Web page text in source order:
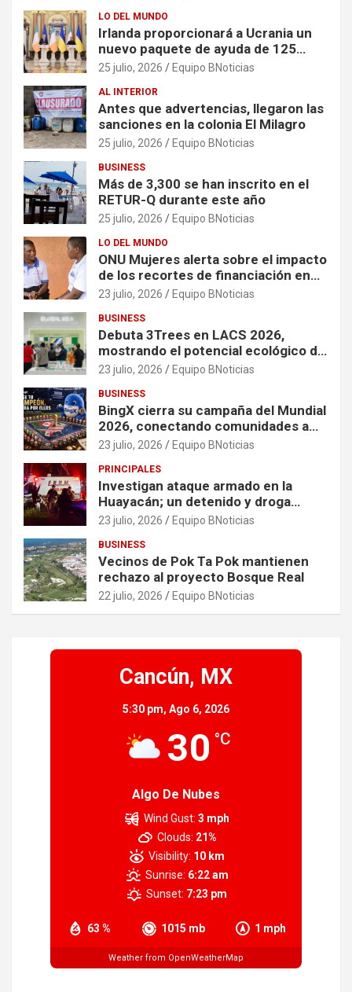
LO DEL MUNDO
Irlanda proporcionará a Ucrania un
nuevo paquete de ayuda de 125
millones de euros
25 julio, 2026 Equipo BNoticias
AL INTERIOR
Antes que advertencias, llegaron las
sanciones en la colonia El Milagro
25 julio, 2026 Equipo BNoticias
BUSINESS
Más de 3,300 se han inscrito en el
RETUR-Q durante este año
25 julio, 2026 Equipo BNoticias
LO DEL MUNDO
ONU Mujeres alerta sobre el impacto
de los recortes de financiación en
organizaciones que apoyan a
crisis
23 julio, 2026 Equipo BNoticias
BUSINESS
Debuta 3Trees en LACS 2026,
mostrando el potencial ecológico de
China en América
23 julio, 2026 Equipo BNoticias
BUSINESS
BingX cierra su campaña del Mundial
2026, conectando comunidades a
través de experiencias exclusivas
23 julio, 2026 Equipo BNoticias
PRINCIPALES
Investigan ataque armado en la
Huayacán; un detenido y droga
asegurada tras persecución
23 julio, 2026 Equipo BNoticias
BUSINESS
Vecinos de Pok Ta Pok mantienen
rechazo al proyecto Bosque Real
22 julio, 2026 Equipo BNoticias
Cancún, MX
5:30 pm, Ago 6, 2026
30 °C
Algo De Nubes
63 % 1015 mb 1 mph
Wind Gust: 3 mph
Clouds: 21%
Visibility: 10 km
Sunrise: 6:22 am
Sunset: 7:23 pm
Weather from OpenWeatherMap